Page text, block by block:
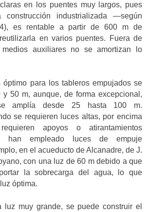
en los puentes muy largos, pues
construcción industrializada —según
es rentable a partir de 600 m de
en varios puentes. Fuera de
auxiliares no se amortizan lo
óptimo para los tableros empujados se
y 50 m, aunque, de forma excepcional,
amplía desde 25 hasta 100 m.
se requieren luces altas, por encima
apoyos o atirantamientos
han empleado luces de empuje
en el acueducto de Alcanadre, de J.
con una luz de 60 m debido a que
la sobrecarga del agua, lo que
óptima.
luz muy grande, se puede construir el